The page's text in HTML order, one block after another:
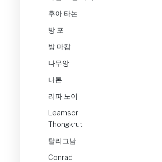
후아 타논
방 포
방 마캄
나무앙
나톤
리파 노이
Leamsor
Thongkrut
탈리그남
Conrad